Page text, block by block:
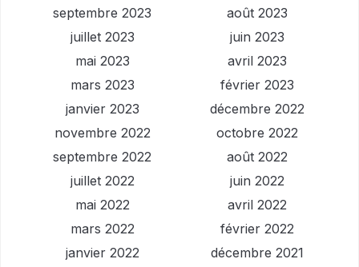
septembre 2023
août 2023
juillet 2023
juin 2023
mai 2023
avril 2023
mars 2023
février 2023
janvier 2023
décembre 2022
novembre 2022
octobre 2022
septembre 2022
août 2022
juillet 2022
juin 2022
mai 2022
avril 2022
mars 2022
février 2022
janvier 2022
décembre 2021